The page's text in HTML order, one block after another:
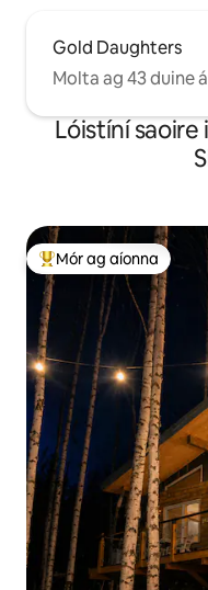
Gold Daughters
Molta ag 43 duine
Lóistíní saoire
An-mhór ag aíonna
Mór ag aíonna